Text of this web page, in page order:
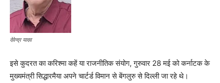
देवेन्द्र यादव
इसे कुदरत का करिश्मा कहें या राजनीतिक संयोग, गुरुवार 28 मई को कर्नाटक के
मुख्यमंत्री सिद्धारमैया अपने चार्टर्ड विमान से बेंगलुरु से दिल्ली जा रहे थे।